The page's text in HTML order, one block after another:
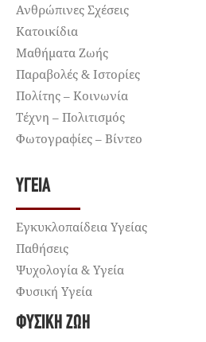
Ανθρώπινες Σχέσεις
Κατοικίδια
Μαθήματα Ζωής
Παραβολές & Ιστορίες
Πολίτης – Κοινωνία
Τέχνη – Πολιτισμός
Φωτογραφίες – Βίντεο
ΥΓΕΊΑ
Εγκυκλοπαίδεια Υγείας
Παθήσεις
Ψυχολογία & Υγεία
Φυσική Υγεία
ΦΥΣΙΚΉ ΖΩΉ